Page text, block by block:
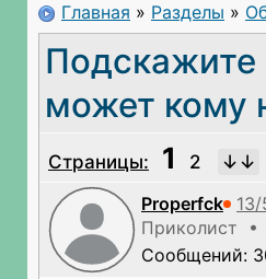
Главная » Разделы »
Подскажите
может кому
Страницы: 1
2
Properfck
Приколист •
Сообщений: